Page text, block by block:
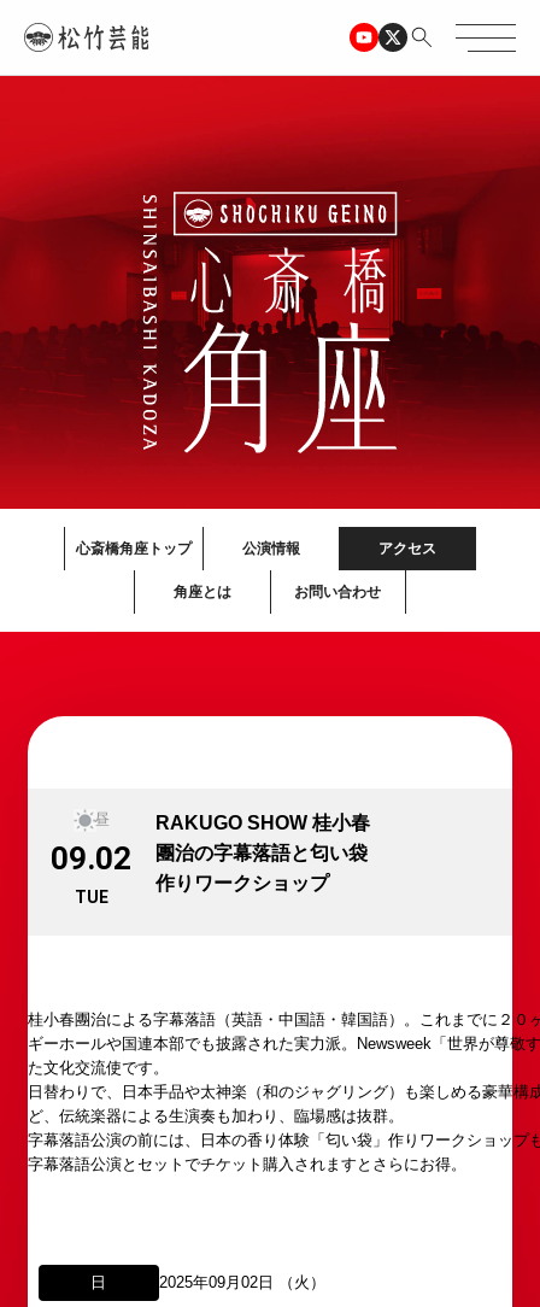
心斎橋角座トップ 公演情報 アクセス
角座とは お問い合わせ
昼
09.02
TUE
RAKUGO SHOW 桂小春
團治の字幕落語と匂い袋
作りワークショップ
桂小春團治による字幕落語（英語・中国語・韓国語）。これまでに２０
ギーホールや国連本部でも披露された実力派。Newsweek「世界が尊敬
た文化交流使です。
日替わりで、日本手品や太神楽（和のジャグリング）も楽しめる豪華構
ど、伝統楽器による生演奏も加わり、臨場感は抜群。
字幕落語公演の前には、日本の香り体験「匂い袋」作りワークショップ
字幕落語公演とセットでチケット購入されますとさらにお得。
日 2025年09月02日 （火）
と共に、
「五つ櫓」若しくは「道頓堀五座」と呼ばれ、
所属オーディションに関するお問い合わせ
school@shochikugeino.jp
東京支社 タレント開発室：
t-